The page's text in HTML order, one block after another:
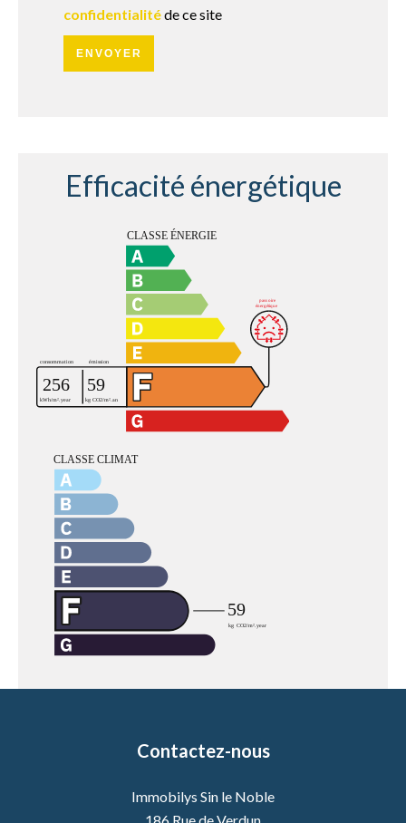
confidentialitéde ce site
ENVOYER
Efficacité énergétique
Contactez-nous
Immobilys Sin le Noble